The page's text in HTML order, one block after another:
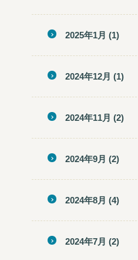
2025年1月 (1)
2024年12月 (1)
2024年11月 (2)
2024年9月 (2)
2024年8月 (4)
2024年7月 (2)